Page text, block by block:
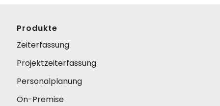
Produkte
Zeiterfassung
Projektzeiterfassung
Personalplanung
On-Premise